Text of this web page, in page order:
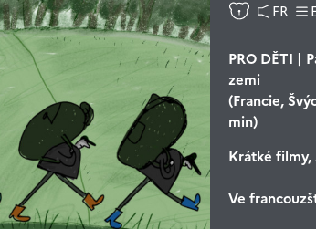
FR
PRO DĚTI |
zemi
(Francie,
min)
Krátké filmy,
Ve